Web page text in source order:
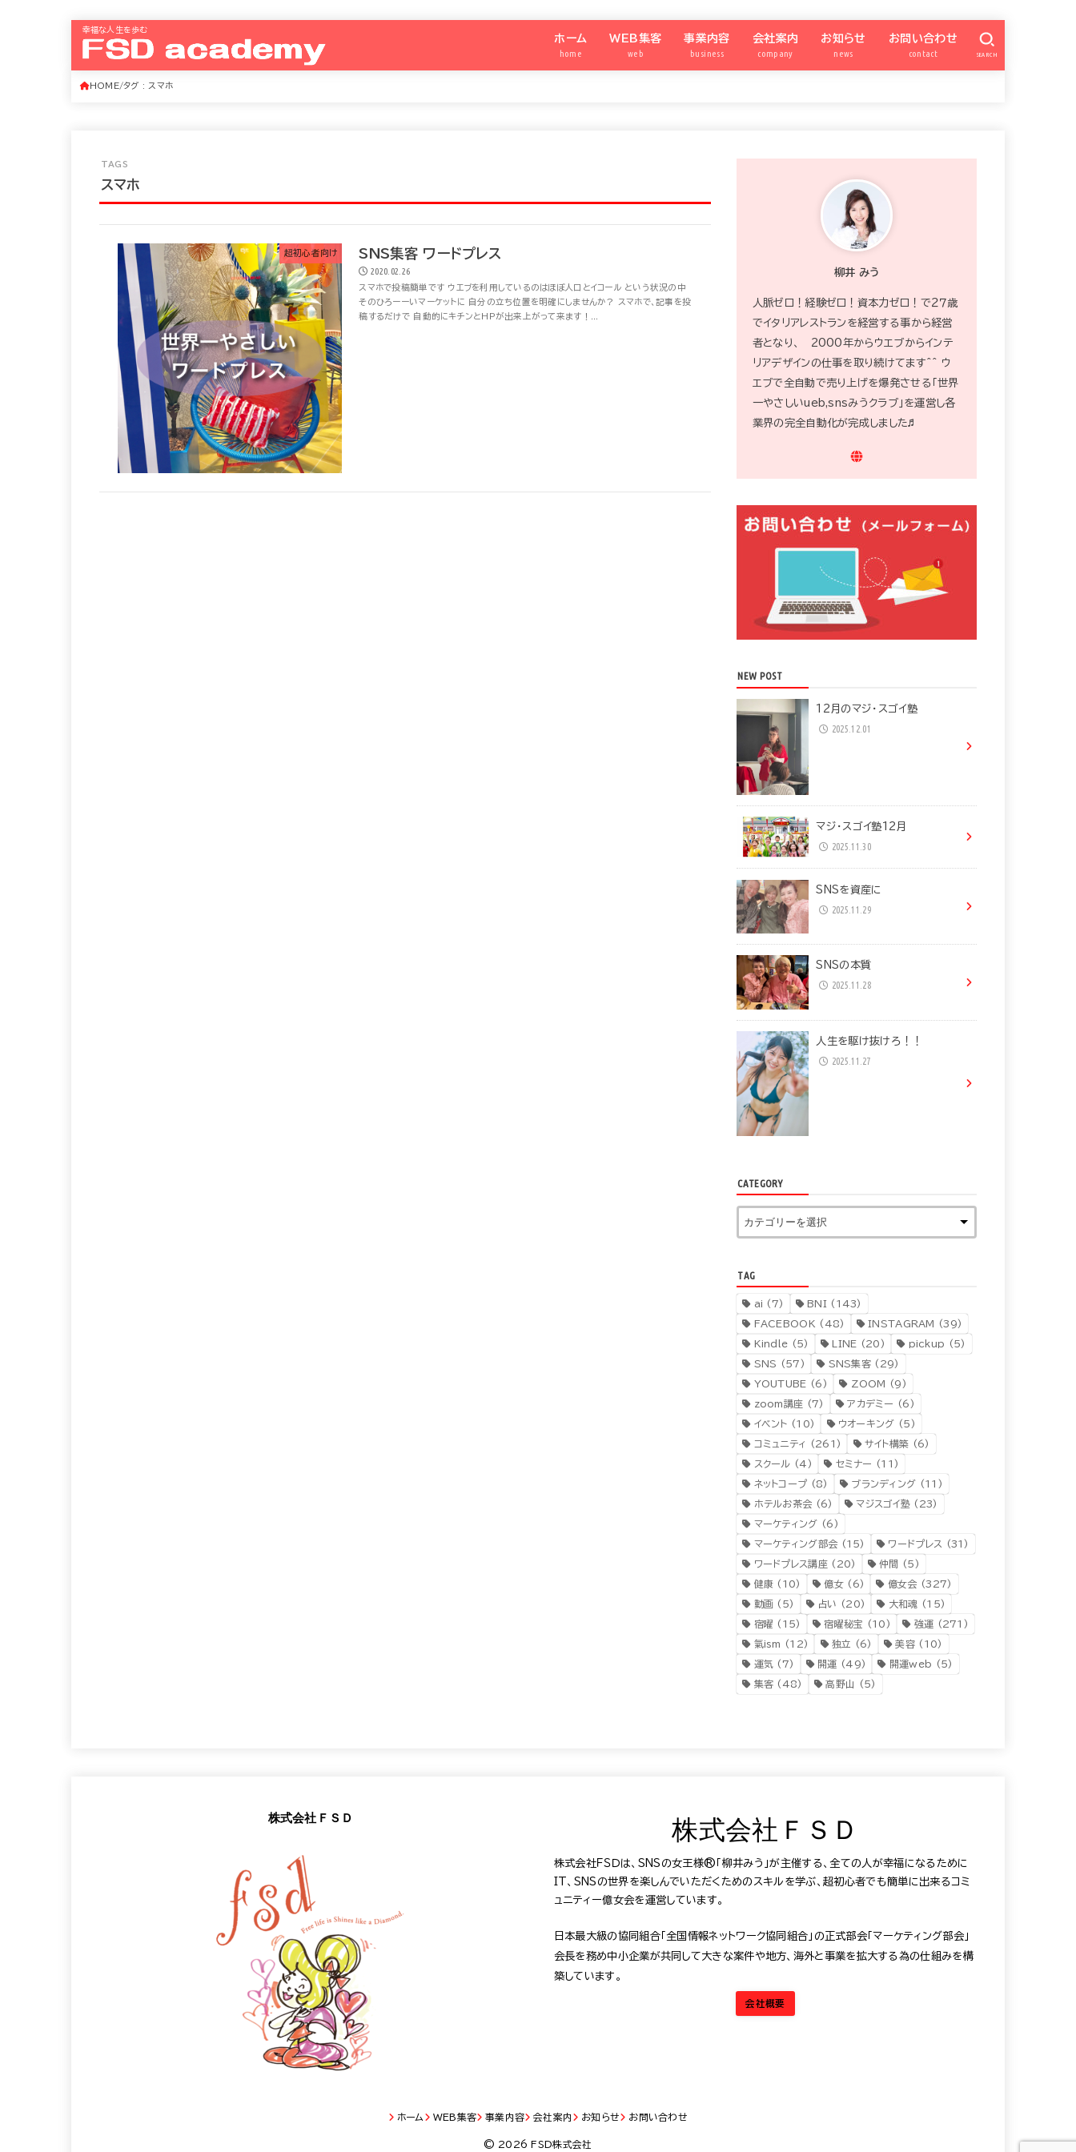
幸福な人生を歩む
ホーム
home
WEB集客
web
事業内容
business
会社案内
company
お知らせ
news
お問い合わせ
contact SEARCH
HOME タグ : スマホ
スマホ
超初心者向け SNS集客 ワードプレス
2020.02.26
スマホで投稿簡単です ウエブを利用しているのはほぼ人口とイコール という状況の中
そのひろーーいマーケットに 自分の立ち位置を明確にしませんか？ スマホで、記事を投
稿するだけで 自動的にキチンとHPが出来上がって来ます！...
柳井 みう
人脈ゼロ！経験ゼロ！資本力ゼロ！で２７歳
でイタリアレストランを経営する事から経営
者となり、 2000年からウエブからインテ
リアデザインの仕事を取り続けてます^^ ウ
エブで全自動で売り上げを爆発させる「世界
一やさしいueb,snsみうクラブ」を運営し各
業界の完全自動化が完成しました♬
NEW POST
12月のマジ・スゴイ塾
2025.12.01
マジ・スゴイ塾12月
2025.11.30
SNSを資産に
2025.11.29
SNSの本質
2025.11.28
人生を駆け抜けろ！！
2025.11.27
CATEGORY
TAG
ai (7) BNI(143)
FACEBOOK (48) INSTAGRAM (39)
Kindle (5) LINE (20) pickup (5)
SNS (57) SNS集客 (29)
YOUTUBE (6) ZOOM (9)
zoom講座 (7) アカデミー (6)
イベント (10) ウオーキング (5)
コミュニティ (261) サイト構築 (6)
スクール (4) セミナー (11)
ネットコープ (8) ブランディング (11)
ホテルお茶会 (6) マジスゴイ塾 (23)
マーケティング (6)
マーケティング部会 (15) ワードプレス (31)
ワードプレス講座(20) 仲間 (5)
健康 (10) 億女(6) 億女会 (327)
動画 (5) 占い (20) 大和魂 (15)
宿曜 (15) 宿曜秘宝 (10) 強運 (271)
氣ism (12) 独立 (6) 美容 (10)
運気 (7) 開運 (49) 開運web (5)
集客 (48) 高野山 (5)
株式会社ＦＳＤ 株式会社ＦＳＤ
株式会社ＦＳＤは、SNSの女王様®️「柳井みう」が主催する、全ての人が幸福になるために
IT、SNSの世界を楽しんでいただくためのスキルを学ぶ、超初心者でも簡単に出来るコミ
ュニティー億女会を運営しています。
日本最大級の協同組合「全国情報ネットワーク協同組合」の正式部会「マーケティング部会」
会長を務め中小企業が共同して大きな案件や地方、海外と事業を拡大する為の仕組みを構
築しています。
会社概要
ホーム WEB集客 事業内容 会社案内 お知らせ お問い合わせ
© 2026 FSD株式会社